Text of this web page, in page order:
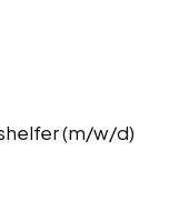
(m/w/d)